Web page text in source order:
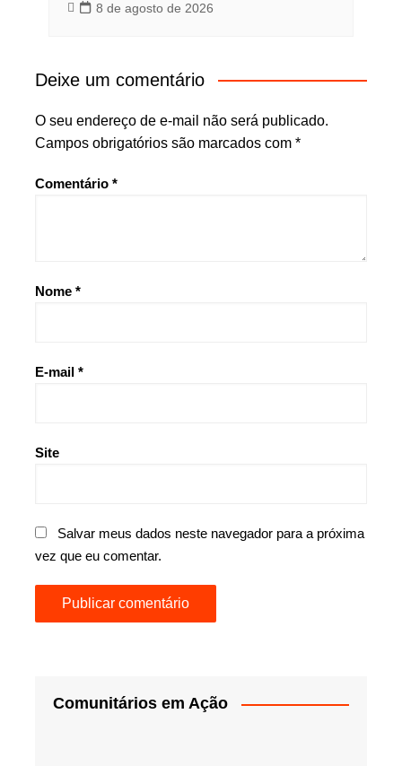
8 de agosto de 2026
Deixe um comentário
O seu endereço de e-mail não será publicado.
Campos obrigatórios são marcados com *
Comentário *
Nome *
E-mail *
Site
Salvar meus dados neste navegador para a próxima
vez que eu comentar.
Comunitários em Ação